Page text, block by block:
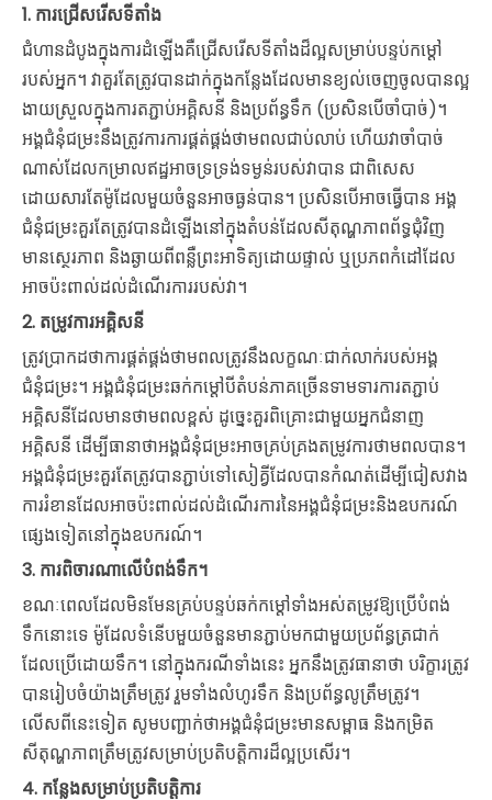
1. ការជ្រើសរើសទីតាំង
ជំហានដំបូងក្នុងការដំឡើងគឺជ្រើសរើសទីតាំងដ៏ល្អសម្រាប់បន្ទប់កម្ដៅ
របស់អ្នក។ វាគួរតែត្រូវបានដាក់ក្នុងកន្លែងដែលមានខ្យល់ចេញចូលបានល្អ
ងាយស្រួលក្នុងការតភ្ជាប់អគ្គិសនី និងប្រព័ន្ធទឹក (ប្រសិនបើចាំបាច់)។
អង្គជំនុំជម្រះនឹងត្រូវការការផ្គត់ផ្គង់ថាមពលជាប់លាប់ ហើយវាចាំបាច់
ណាស់ដែលកម្រាលឥដ្ឋអាចទ្រទ្រង់ទម្ងន់របស់វាបាន ជាពិសេស
ដោយសារតែម៉ូដែលមួយចំនួនអាចធ្ងន់បាន។ ប្រសិនបើអាចធ្វើបាន អង្គ
ជំនុំជម្រះគួរតែត្រូវបានដំឡើងនៅក្នុងតំបន់ដែលសីតុណ្ហភាពព័ទ្ធជុំវិញ
មានស្ថេរភាព និងឆ្ងាយពីពន្លឺព្រះអាទិត្យដោយផ្ទាល់ ឬប្រភពកំដៅដែល
អាចប៉ះពាល់ដល់ដំណើរការរបស់វា។
2. តម្រូវការអគ្គិសនី
ត្រូវប្រាកដថាការផ្គត់ផ្គង់ថាមពលត្រូវនឹងលក្ខណៈជាក់លាក់របស់អង្គ
ជំនុំជម្រះ។ អង្គជំនុំជម្រះឆក់កម្ដៅបីតំបន់ភាគច្រើនទាមទារការតភ្ជាប់
អគ្គិសនីដែលមានថាមពលខ្ពស់ ដូច្នេះគួរពិគ្រោះជាមួយអ្នកជំនាញ
អគ្គិសនី ដើម្បីធានាថាអង្គជំនុំជម្រះអាចគ្រប់គ្រងតម្រូវការថាមពលបាន។
អង្គជំនុំជម្រះគួរតែត្រូវបានភ្ជាប់ទៅសៀគ្វីដែលបានកំណត់ដើម្បីជៀសវាង
ការរំខានដែលអាចប៉ះពាល់ដល់ដំណើរការនៃអង្គជំនុំជម្រះនិងឧបករណ៍
ផ្សេងទៀតនៅក្នុងឧបករណ៍។
3. ការពិចារណាលើបំពង់ទឹក។
ខណៈពេលដែលមិនមែនគ្រប់បន្ទប់ឆក់កម្ដៅទាំងអស់តម្រូវឱ្យប្រើបំពង់
ទឹកនោះទេ ម៉ូដែលទំនើបមួយចំនួនមានភ្ជាប់មកជាមួយប្រព័ន្ធត្រជាក់
ដែលប្រើដោយទឹក។ នៅក្នុងករណីទាំងនេះ អ្នកនឹងត្រូវធានាថា បរិក្ខារត្រូវ
បានរៀបចំយ៉ាងត្រឹមត្រូវ រួមទាំងលំហូរទឹក និងប្រព័ន្ធលូត្រឹមត្រូវ។
លើសពីនេះទៀត សូមបញ្ជាក់ថាអង្គជំនុំជម្រះមានសម្ពាធ និងកម្រិត
សីតុណ្ហភាពត្រឹមត្រូវសម្រាប់ប្រតិបត្តិការដ៏ល្អប្រសើរ។
4. កន្លែងសម្រាប់ប្រតិបត្តិការ